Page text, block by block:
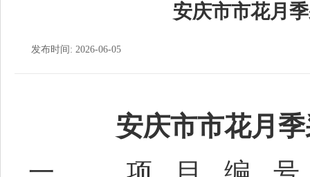
安庆市市花月
发布时间: 2026-06-05
安庆市市花月